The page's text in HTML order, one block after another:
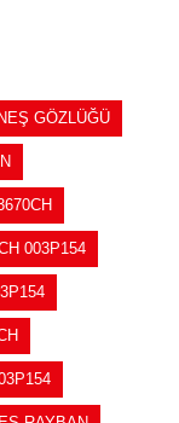
GÖZLÜĞÜ
003P154